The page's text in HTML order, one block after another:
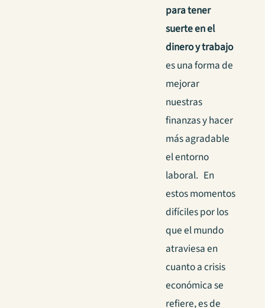
para tener
suerte en el
dinero y trabajo
es una forma de
mejorar
nuestras
finanzas y hacer
más agradable
el entorno
laboral. En
estos momentos
difíciles por los
que el mundo
atraviesa en
cuanto a crisis
económica se
refiere, es de